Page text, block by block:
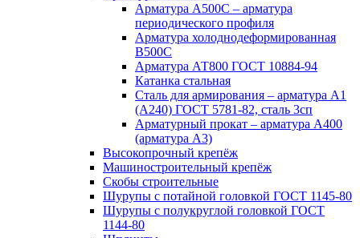
Арматура А500С – арматура
периодического профиля
Арматура холоднодеформированная
В500С
Арматура АТ800 ГОСТ 10884-94
Катанка стальная
Сталь для армирования – арматура А1
(А240) ГОСТ 5781-82, сталь 3сп
Арматурный прокат – арматура А400
(арматура А3)
Высокопрочный крепёж
Машиностроительный крепёж
Скобы строительные
Шурупы с потайной головкой ГОСТ 1145-80
Шурупы с полукруглой головкой ГОСТ
1144-80